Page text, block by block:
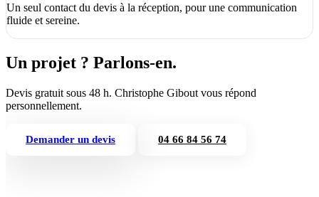
Un seul contact du devis à la réception, pour une communication
fluide et sereine.
Un projet ? Parlons-en.
Devis gratuit sous 48 h. Christophe Gibout vous répond
personnellement.
Demander un devis 04 66 84 56 74